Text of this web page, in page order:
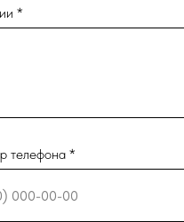
*
телефона *